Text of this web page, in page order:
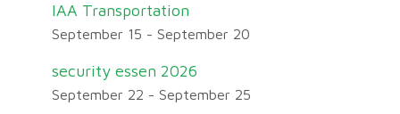
IAA Transportation
September 15 - September 20
security essen 2026
September 22 - September 25